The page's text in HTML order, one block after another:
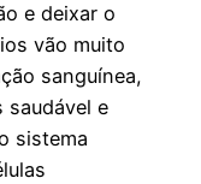
e deixar o
vão muito
sanguínea,
saudável e
sistema